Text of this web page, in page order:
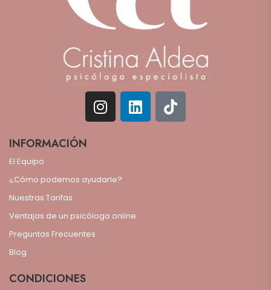
INFORMACIÓN
El Equipo
¿Cómo podemos ayudarle?
Nuestras Tarifas
Ventajas de un psicólogo online
Preguntas Frecuentes
Blog
CONDICIONES